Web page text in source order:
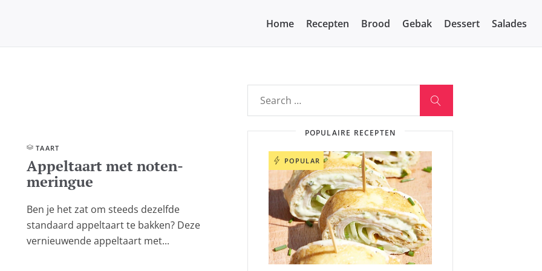
Home Recepten Brood Gebak Dessert Salades
TAART
Appeltaart met noten-
meringue
Ben je het zat om steeds dezelfde
standaard appeltaart te bakken? Deze
vernieuwende appeltaart met...
POPULAIRE RECEPTEN
POPULAR